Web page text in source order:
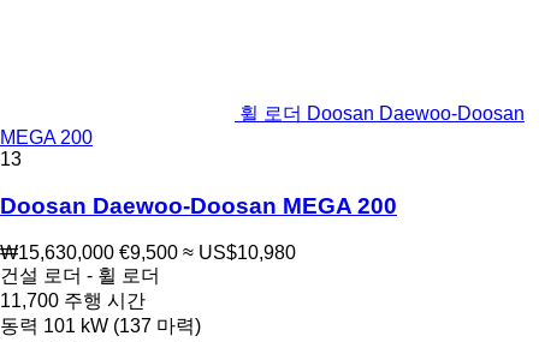
휠 로더 Doosan Daewoo-Doosan
MEGA 200
13
Doosan Daewoo-Doosan MEGA 200
₩15,630,000 €9,500 ≈ US$10,980
건설 로더 - 휠 로더
11,700 주행 시간
동력 101 kW (137 마력)